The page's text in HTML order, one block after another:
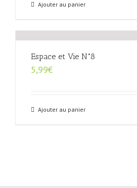
Ajouter au panier
Espace et Vie N°8
5,99€
Ajouter au panier